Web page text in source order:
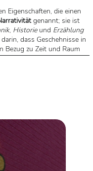
Eigenschaften, die einen
genannt; sie ist
, Historieund Erzählung
dass Geschehnisse in
Bezug zu Zeit und Raum
Rahmen überhaupt erst
darin, dass im
Erzählens sinnkonstitutiv